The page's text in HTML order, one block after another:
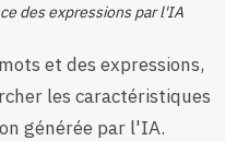
des expressions par l'IA
et des expressions,
les caractéristiques
générée par l'IA.